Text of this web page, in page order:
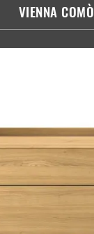
VIENNA COMÒ